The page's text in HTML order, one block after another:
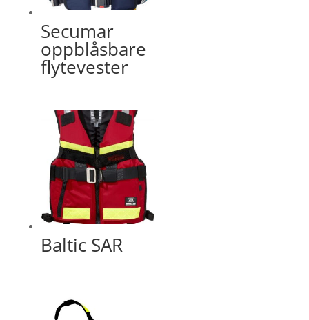
Secumar
oppblåsbare
flytevester
Baltic SAR